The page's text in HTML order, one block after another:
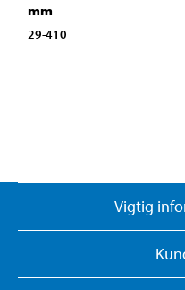
mm
29-410
Vigtig